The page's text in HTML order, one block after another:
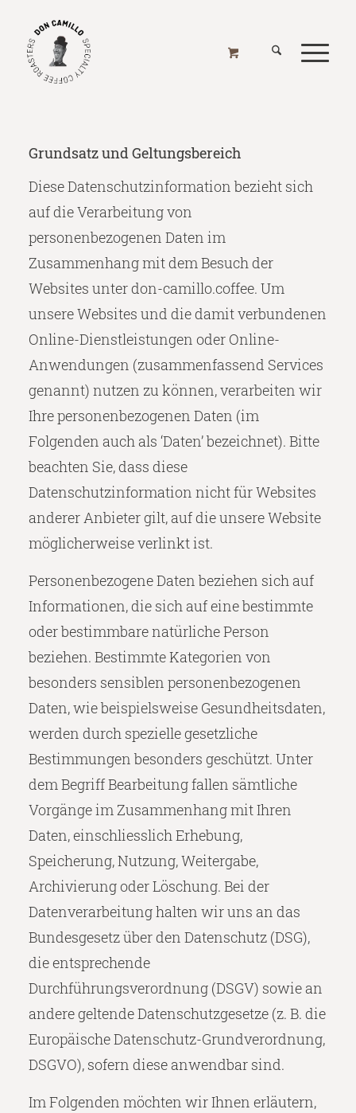
DATENSCHUTZBESTIMMUNGEN
Home / Datenschutzbestimmungen
Grundsatz und Geltungsbereich
Diese Datenschutzinformation bezieht sich
auf die Verarbeitung von
personenbezogenen Daten im
Zusammenhang mit dem Besuch der
Websites unter don-camillo.coffee. Um
unsere Websites und die damit verbundenen
Online-Dienstleistungen oder Online-
Anwendungen (zusammenfassend Services
genannt) nutzen zu können, verarbeiten wir
Ihre personenbezogenen Daten (im
Folgenden auch als ‘Daten’ bezeichnet). Bitte
beachten Sie, dass diese
Datenschutzinformation nicht für Websites
anderer Anbieter gilt, auf die unsere Website
möglicherweise verlinkt ist.
Personenbezogene Daten beziehen sich auf
Informationen, die sich auf eine bestimmte
oder bestimmbare natürliche Person
beziehen. Bestimmte Kategorien von
besonders sensiblen personenbezogenen
Daten, wie beispielsweise Gesundheitsdaten,
werden durch spezielle gesetzliche
Bestimmungen besonders geschützt. Unter
dem Begriff Bearbeitung fallen sämtliche
Vorgänge im Zusammenhang mit Ihren
Daten, einschliesslich Erhebung,
Speicherung, Nutzung, Weitergabe,
Archivierung oder Löschung. Bei der
Datenverarbeitung halten wir uns an das
Bundesgesetz über den Datenschutz (DSG),
die entsprechende
Durchführungsverordnung (DSGV) sowie an
andere geltende Datenschutzgesetze (z. B. die
Europäische Datenschutz-Grundverordnung,
DSGVO), sofern diese anwendbar sind.
Im Folgenden möchten wir Ihnen erläutern,